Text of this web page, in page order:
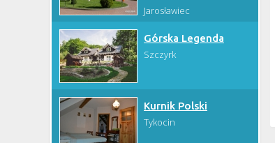
Jarosławiec
Górska Legenda
Szczyrk
Kurnik Polski
Tykocin